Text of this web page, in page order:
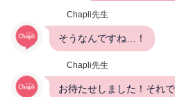
Chapli先生
そうなんですね…！
Chapli先生
お待たせしました！それ